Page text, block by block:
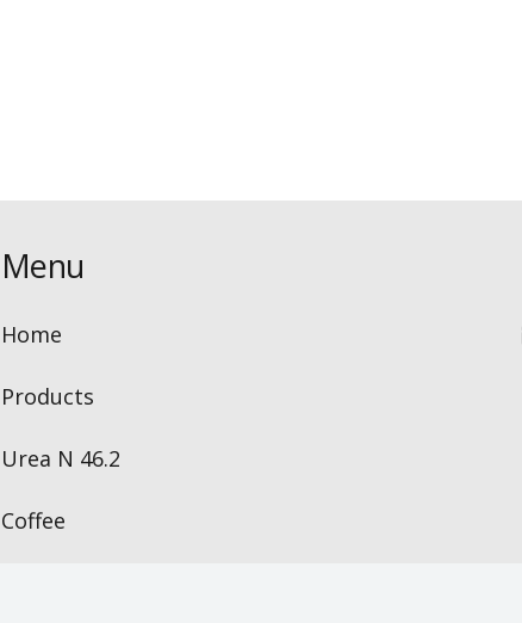
Menu
Home
Products
Urea N 46.2
Coffee